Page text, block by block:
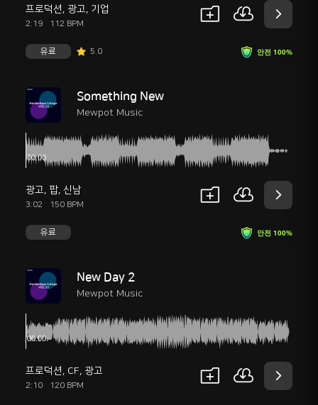
프로덕션, 광고, 기업
2:19 112 BPM
안전 100%
유료 5.0
Something New
Mewpot Music
광고, 팝, 신남
3:02 150 BPM
안전 100%
유료
New Day 2
Mewpot Music
프로덕션, CF, 광고
2:10 120 BPM